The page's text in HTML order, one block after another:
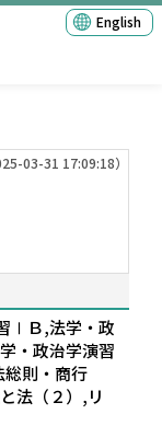
English
03-31 17:09:18）
ⅠＢ,法学・政
・政治学演習
則・商行
法（２）,リ